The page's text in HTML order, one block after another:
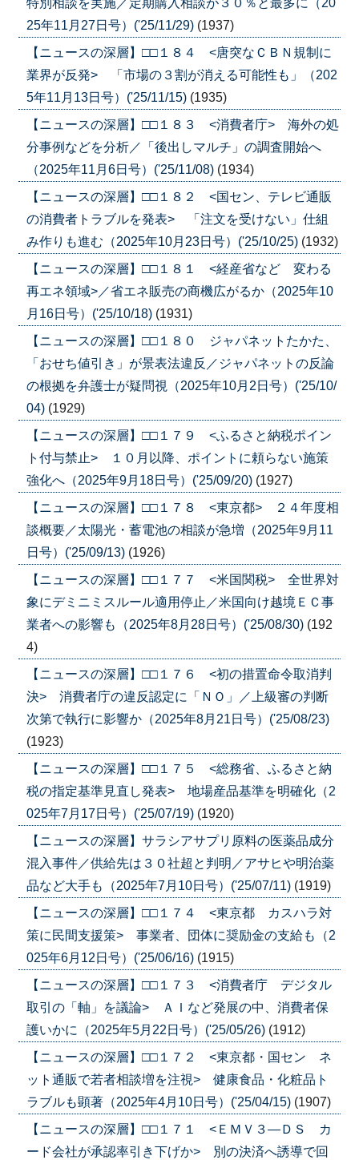
特別相談を実施／定期購入相談が３０％と最多に（20
25年11月27日号）('25/11/29) (1937)
【ニュースの深層】□□１８４ <唐突なＣＢＮ規制に
業界が反発> 「市場の３割が消える可能性も」（202
5年11月13日号）('25/11/15) (1935)
【ニュースの深層】□□１８３ <消費者庁> 海外の処
分事例などを分析／「後出しマルチ」の調査開始へ
（2025年11月6日号）('25/11/08) (1934)
【ニュースの深層】□□１８２ <国セン、テレビ通販
の消費者トラブルを発表> 「注文を受けない」仕組
み作りも進む（2025年10月23日号）('25/10/25) (1932)
【ニュースの深層】□□１８１ <経産省など 変わる
再エネ領域>／省エネ販売の商機広がるか（2025年10
月16日号）('25/10/18) (1931)
【ニュースの深層】□□１８０ ジャパネットたかた、
「おせち値引き」が景表法違反／ジャパネットの反論
の根拠を弁護士が疑問視（2025年10月2日号）('25/10/
04) (1929)
【ニュースの深層】□□１７９ <ふるさと納税ポイン
ト付与禁止> １０月以降、ポイントに頼らない施策
強化へ（2025年9月18日号）('25/09/20) (1927)
【ニュースの深層】□□１７８ <東京都> ２４年度相
談概要／太陽光・蓄電池の相談が急増（2025年9月11
日号）('25/09/13) (1926)
【ニュースの深層】□□１７７ <米国関税> 全世界対
象にデミニミスルール適用停止／米国向け越境ＥＣ事
業者への影響も（2025年8月28日号）('25/08/30) (192
4)
【ニュースの深層】□□１７６ <初の措置命令取消判
決> 消費者庁の違反認定に「ＮＯ」／上級審の判断
次第で執行に影響か（2025年8月21日号）('25/08/23)
(1923)
【ニュースの深層】□□１７５ <総務省、ふるさと納
税の指定基準見直し発表> 地場産品基準を明確化（2
025年7月17日号）('25/07/19) (1920)
【ニュースの深層】サラシアサプリ原料の医薬品成分
混入事件／供給先は３０社超と判明／アサヒや明治薬
品など大手も（2025年7月10日号）('25/07/11) (1919)
【ニュースの深層】□□１７４ <東京都 カスハラ対
策に民間支援策> 事業者、団体に奨励金の支給も（2
025年6月12日号）('25/06/16) (1915)
【ニュースの深層】□□１７３ <消費者庁 デジタル
取引の「軸」を議論> ＡＩなど発展の中、消費者保
護いかに（2025年5月22日号）('25/05/26) (1912)
【ニュースの深層】□□１７２ <東京都・国セン ネ
ット通販で若者相談増を注視> 健康食品・化粧品ト
ラブルも顕著（2025年4月10日号）('25/04/15) (1907)
【ニュースの深層】□□１７１ <ＥＭＶ３―ＤＳ カ
ード会社が承認率引き下げか> 別の決済へ誘導で回